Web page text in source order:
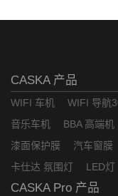
CASKA 产品
WIFI 车机 WIFI 导航
音乐车机
BBA 高端机
漆面保护膜
汽车窗膜
卡仕达 氛围灯
LED灯
CASKA Pro 产品